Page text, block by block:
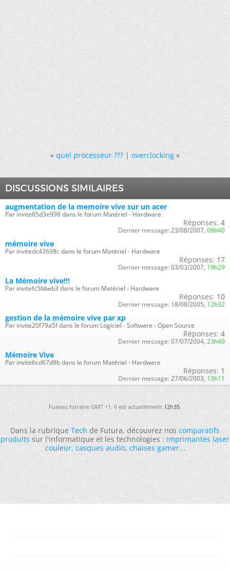
« quel processeur ???|overclocking »
DISCUSSIONS SIMILAIRES
augmentation de la memoire vive sur un acer
Par invite85d3e998 dans le forum Matériel - Hardware
Réponses: 4
Dernier message: 23/08/2007, 08h40
mémoire vive
Par invitedc43698c dans le forum Matériel - Hardware
Réponses: 17
Dernier message: 03/03/2007, 19h29
La Mémoire vive!!!
Par invitefc5bbeb3 dans le forum Matériel - Hardware
Réponses: 10
Dernier message: 18/08/2005, 12h32
gestion de la mémoire vive par xp
Par invite20f79a5f dans le forum Logiciel - Software - Open Source
Réponses: 4
Dernier message: 07/07/2004, 23h40
Mémoire Vive
Par invite6cd67d9b dans le forum Matériel - Hardware
Réponses: 1
Dernier message: 27/06/2003, 13h11
Fuseau horaire GMT +1. Il est actuellement 12h35.
Dans la rubriqueTechde Futura, découvrez noscomparatifs
produitssur l'informatique et les technologies :imprimantes laser
couleur,casques audio,chaises gamer...